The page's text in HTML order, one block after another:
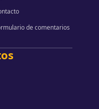
de comentarios